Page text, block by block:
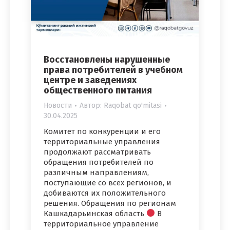
Восстановлены нарушенные
права потребителей в учебном
центре и заведениях
общественного питания
Новости Автор: Raqobat qo'mitasi
30.04.2025
Комитет по конкуренции и его
территориальные управления
продолжают рассматривать
обращения потребителей по
различным направлениям,
поступающие со всех регионов, и
добиваются их положительного
решения. Обращения по регионам
Кашкадарьинская область
В
территориальное управление